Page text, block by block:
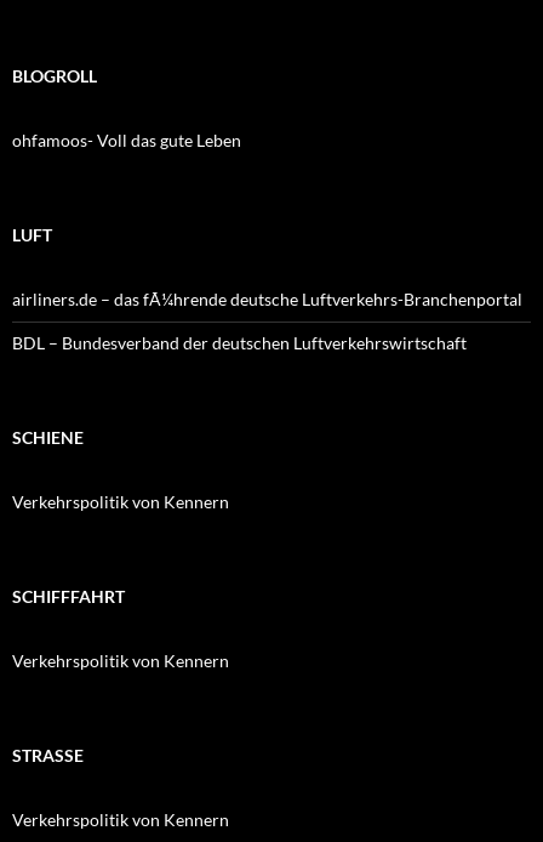
BLOGROLL
ohfamoos- Voll das gute Leben
LUFT
airliners.de – das fÃ¼hrende deutsche Luftverkehrs-Branchenportal
BDL – Bundesverband der deutschen Luftverkehrswirtschaft
SCHIENE
Verkehrspolitik von Kennern
SCHIFFFAHRT
Verkehrspolitik von Kennern
STRASSE
Verkehrspolitik von Kennern